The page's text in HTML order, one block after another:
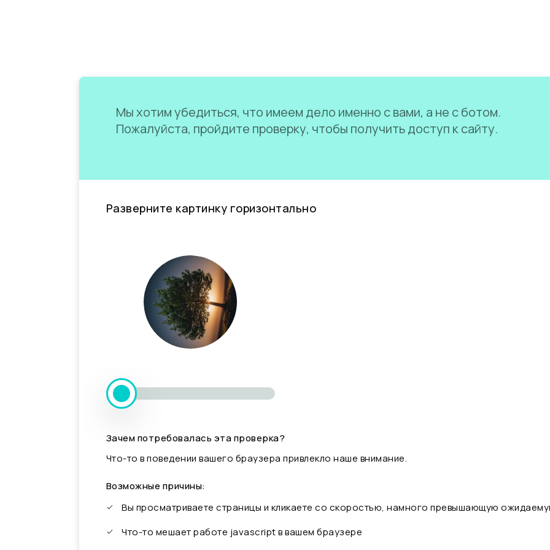
Мы хотим убедиться, что имеем дело именно с вами, а не с ботом.
Пожалуйста, пройдите проверку, чтобы получить доступ к сайту.
Разверните картинку горизонтально
Зачем потребовалась эта проверка?
Что-то в поведении вашего браузера привлекло наше внимание.
Возможные причины:
Вы просматриваете страницы и кликаете со скоростью, намного превышающую
Что-то мешает работе javascript в вашем браузере